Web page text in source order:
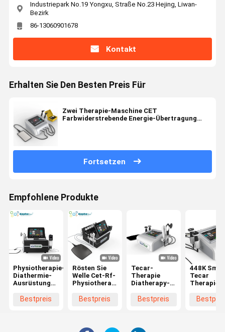
Industriepark No.19 Yongxu, Straße No.23 Hejing, Liwan-
Bezirk
86-13060901678
Kontakt
Erhalten Sie Den Besten Preis Für
Zwei Therapie-Maschine CET
Farbwiderstrebende Energie-Übertragung
Fortsetzen
Empfohlene Produkte
Physiotherapie-
Diathermie-
Ausrüstungs-
Druckwelle
Bestpreis
Rösten Sie
Welle Cet-Rf-
Physiotherapie-
Schmerzlinderungs-
Bestpreis
Tecar-
Therapie
Diatherapy-
Maschine mit
Bestpreis
448K
Tecar
RF CET